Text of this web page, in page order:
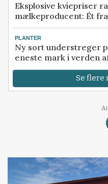
Eksplosive kviepriser
mælkeproducent: Ét
PLANTER
Ny sort understreger
eneste mark i verden
Se flere